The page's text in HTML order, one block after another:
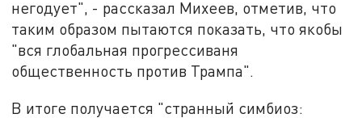
негодует", - рассказал Михеев, отметив, что
таким образом пытаются показать, что якобы
"вся глобальная прогрессиваня
общественность против Трампа".
В итоге получается "странный симбиоз: